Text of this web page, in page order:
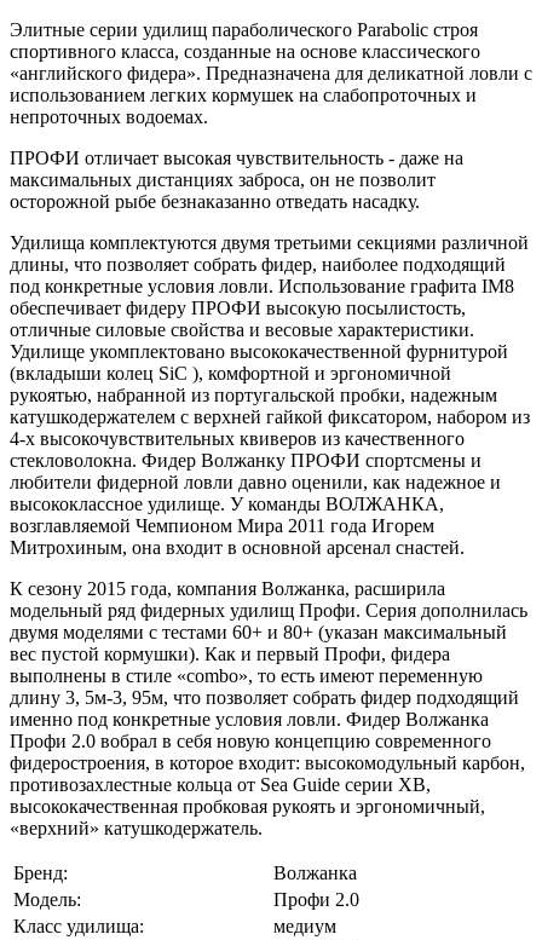
Элитные серии удилищ параболического Parabolic строя
спортивного класса, созданные на основе классического
«английского фидера». Предназначена для деликатной ловли с
использованием легких кормушек на слабопроточных и
непроточных водоемах.
ПРОФИ отличает высокая чувствительность - даже на
максимальных дистанциях заброса, он не позволит
осторожной рыбе безнаказанно отведать насадку.
Удилища комплектуются двумя третьими секциями различной
длины, что позволяет собрать фидер, наиболее подходящий
под конкретные условия ловли. Использование графита IM8
обеспечивает фидеру ПРОФИ высокую посылистость,
отличные силовые свойства и весовые характеристики.
Удилище укомплектовано высококачественной фурнитурой
(вкладыши колец SiC ), комфортной и эргономичной
рукоятью, набранной из португальской пробки, надежным
катушкодержателем с верхней гайкой фиксатором, набором из
4-х высокочувствительных квиверов из качественного
стекловолокна. Фидер Волжанку ПРОФИ спортсмены и
любители фидерной ловли давно оценили, как надежное и
высококлассное удилище. У команды ВОЛЖАНКА,
возглавляемой Чемпионом Мира 2011 года Игорем
Митрохиным, она входит в основной арсенал снастей.
К сезону 2015 года, компания Волжанка, расширила
модельный ряд фидерных удилищ Профи. Серия дополнилась
двумя моделями с тестами 60+ и 80+ (указан максимальный
вес пустой кормушки). Как и первый Профи, фидера
выполнены в стиле «combo», то есть имеют переменную
длину 3, 5м-3, 95м, что позволяет собрать фидер подходящий
именно под конкретные условия ловли. Фидер Волжанка
Профи 2.0 вобрал в себя новую концепцию современного
фидеростроения, в которое входит: высокомодульный карбон,
противозахлестные кольца от Sea Guide серии XB,
высококачественная пробковая рукоять и эргономичный,
«верхний» катушкодержатель.
Бренд:
Волжанка
Модель:
Профи 2.0
Класс удилища:
медиум